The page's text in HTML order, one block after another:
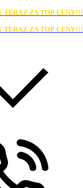
TERAZ ZA TOP CENY!!!
TERAZ ZA TOP CENY!!!